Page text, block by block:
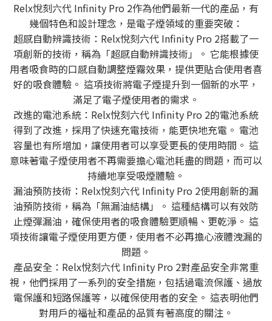
Relx悅刻六代 Infinity Pro 2作為他們最新一代的產品，有
幾個特色和設計理念，是電子煙領域的重要突破：
超感自動辨識技術：Relx悅刻六代 Infinity Pro 2搭載了一
項創新的技術，稱為「超感自動辨識技術」。 它能根據使
用者吸食時的口感自動調整煙霧效果，提供更貼合使用者喜
好的吸食體驗。 這項技術將電子煙提升到一個新的水平，
滿足了電子煙使用者的需求。
改進的電池系統：Relx悅刻六代 Infinity Pro 2的電池系統
得到了改進，採用了快速充電技術，能更快地充電。 電池
容量也有所增加，讓使用者可以享受更長的使用時間。 這
意味著電子煙使用者不再需要擔心電池耗盡的問題，而可以
持續地享受吸煙體驗。
漏油預防技術：Relx悅刻六代 Infinity Pro 2使用創新的漏
油預防技術，稱為「無漏油結構」。 這種結構可以有效防
止煙彈漏油，確保使用者的吸食體驗更順暢、更乾淨。 這
項技術讓電子煙使用更方便，使用者不必再擔心液體洩漏的
問題。
產品安全：Relx悅刻六代 Infinity Pro 2對產品安全非常重
視，他們採用了一系列的安全措施，包括過電流保護、過放
電保護和短路保護等，以確保使用者的安全。 這表明他們
對用戶的福祉和產品的品質有著高度的關注。